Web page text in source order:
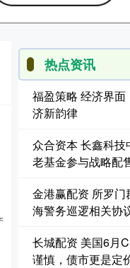
热点资讯
福盈策略 经济界
济新韵律
众合资本 长鑫科
老基金参与战略配
金港赢配资 所罗
海警务巡逻相关协
长城配资 美国6月
谨慎，债市更是定